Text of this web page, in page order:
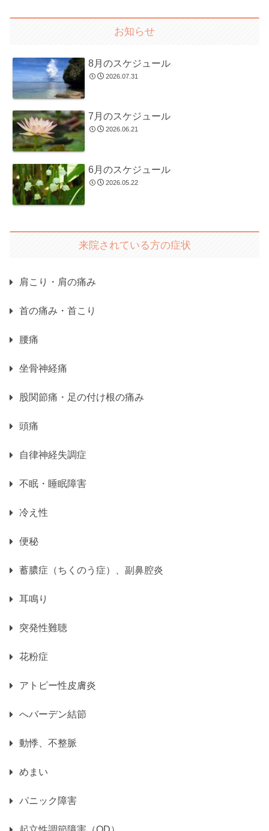
お知らせ
8月のスケジュール
2026.07.31
7月のスケジュール
2026.06.21
6月のスケジュール
2026.05.22
来院されている方の症状
肩こり・肩の痛み
首の痛み・首こり
腰痛
坐骨神経痛
股関節痛・足の付け根の痛み
頭痛
自律神経失調症
不眠・睡眠障害
冷え性
便秘
蓄膿症（ちくのう症）、副鼻腔炎
耳鳴り
突発性難聴
花粉症
アトピー性皮膚炎
へバーデン結節
動悸、不整脈
めまい
パニック障害